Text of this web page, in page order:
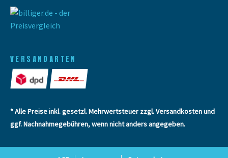
VERSANDARTEN
* Alle Preise inkl. gesetzl. Mehrwertsteuer zzgl.Versandkostenund
ggf. Nachnahmegebühren, wenn nicht anders angegeben.